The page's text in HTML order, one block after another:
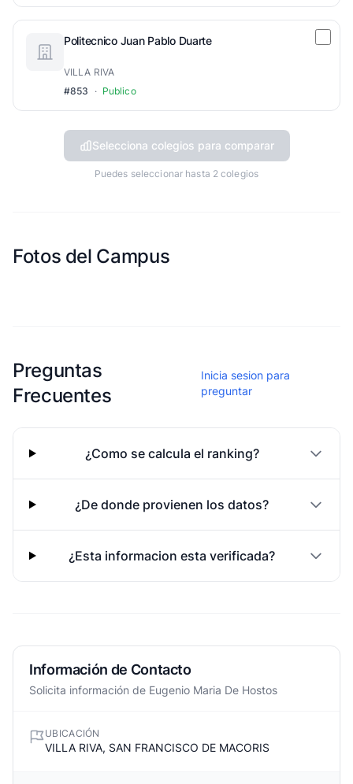
Politecnico Juan Pablo Duarte
VILLA RIVA
#853
· Publico
Selecciona colegios para comparar
Puedes seleccionar hasta 2 colegios
Fotos del Campus
Preguntas
Frecuentes
Inicia sesion para
preguntar
¿Como se calcula el ranking?
¿De donde provienen los datos?
¿Esta informacion esta verificada?
Información de Contacto
Solicita información de Eugenio Maria De Hostos
UBICACIÓN
VILLA RIVA, SAN FRANCISCO DE MACORIS